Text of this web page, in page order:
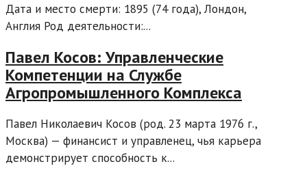
Дата и место смерти: 1895 (74 года), Лондон,
Англия Род деятельности:...
Павел Косов: Управленческие
Компетенции на Службе
Агропромышленного Комплекса
Павел Николаевич Косов (род. 23 марта 1976 г.,
Москва) — финансист и управленец, чья карьера
демонстрирует способность к...